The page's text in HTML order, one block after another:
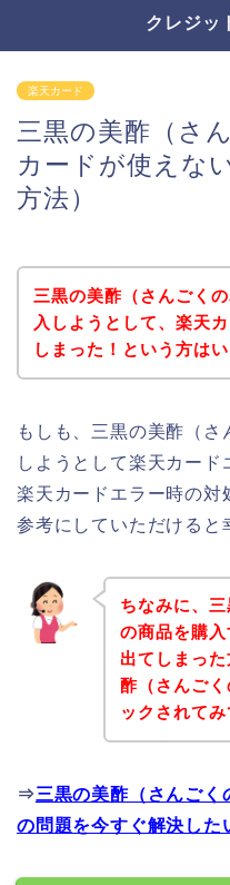
クレジッ
楽天カード
三黒の美酢（さ
カードが使えな
方法）
三黒の美酢（さんごく
入しようとして、楽天
しまった！という方は
もしも、三黒の美酢（さ
しようとして楽天カード
楽天カードエラー時の対
参考にしていただけると
ちなみに、三
の商品を購
出てしまっ
酢（さんご
ックされて
⇒三黒の美酢（さんごく
の問題を今すぐ解決した